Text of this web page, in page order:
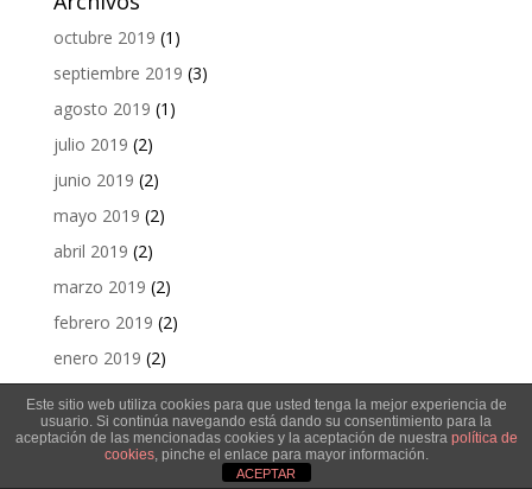
octubre 2019 (1)
septiembre 2019 (3)
agosto 2019 (1)
julio 2019 (2)
junio 2019 (2)
mayo 2019 (2)
abril 2019 (2)
marzo 2019 (2)
febrero 2019 (2)
enero 2019 (2)
noviembre 2018(2)
octubre 2018(2)
Este sitio web utiliza cookies para que usted tenga la mejor experiencia de
usuario. Si continúa navegando está dando su consentimiento para la
aceptación de las mencionadas cookies y la aceptación de nuestra política de
cookies, pinche el enlace para mayor información.
ACEPTAR